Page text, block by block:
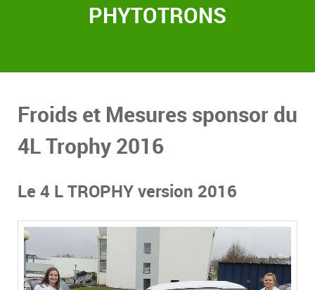
PHYTOTRONS
Froids et Mesures sponsor du
4L Trophy 2016
Le 4 L TROPHY version 2016